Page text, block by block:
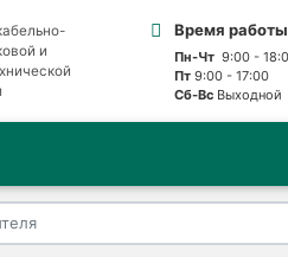
и
Время работы
Пн-Чт9:00 -
Пт9:00 - 17:00
Сб-ВсВыходной